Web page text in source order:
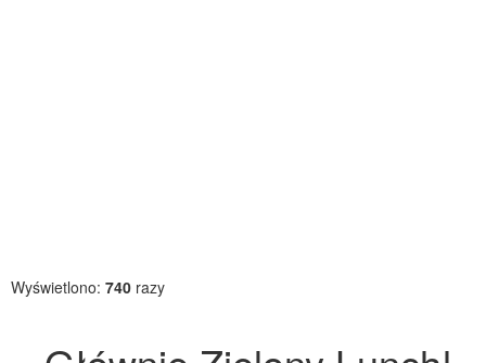
Wyświetlono: 740 razy